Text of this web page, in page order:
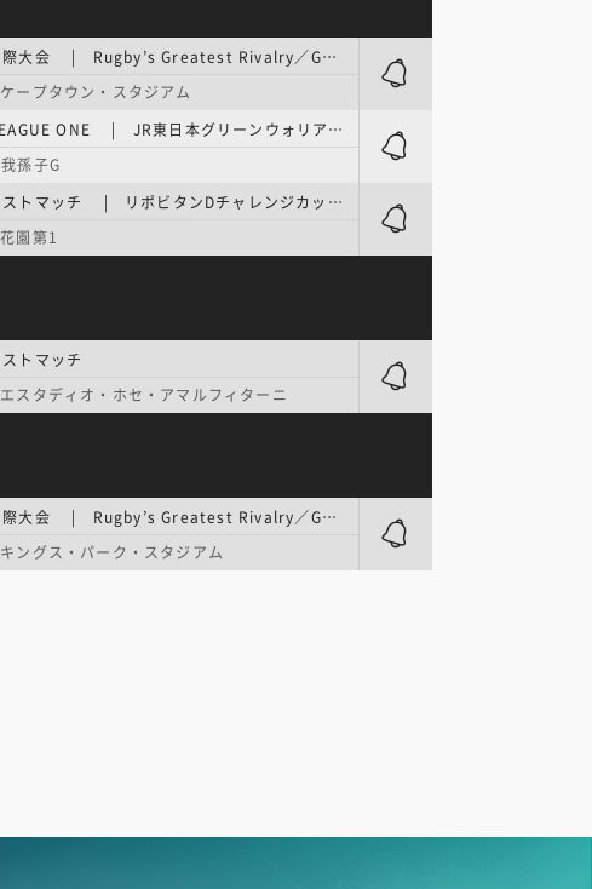
国際大会 | Rugby’s Greatest Rivalry／Game1
ケープタウン・スタジアム
LEAGUE ONE | JR東日本グリーンウォリアーズ東葛／グリウォリ祭り
我孫子G
テストマッチ | リポビタンDチャレンジカップ2026
花園第1
トマッチ
エスタディオ・ホセ・アマルフィターニ
国際大会 | Rugby’s Greatest Rivalry／Game2
キングス・パーク・スタジアム